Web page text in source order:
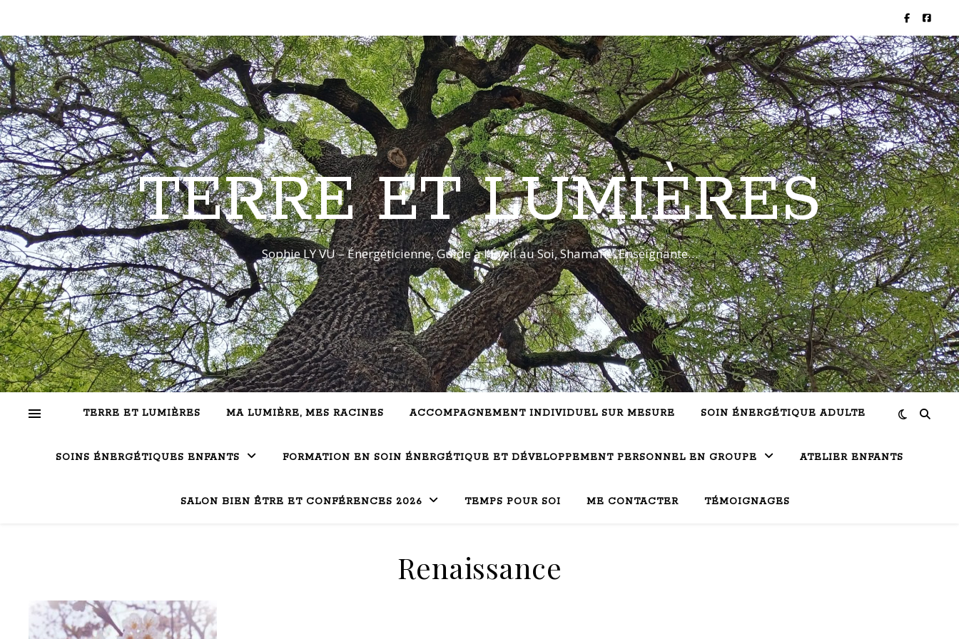
TERRE ET LUMIÈRES
Sophie LY VU – Énergéticienne, Guide à l'Éveil au Soi, Shamane, Enseignante…
TERRE ET LUMIÈRES MA LUMIÈRE, MES RACINES ACCOMPAGNEMENT INDIVIDUEL SUR MESURE SOIN ÉNERGÉTIQUE ADULTE
SOINS ÉNERGÉTIQUES ENFANTS FORMATION EN SOIN ÉNERGÉTIQUE ET DÉVELOPPEMENT PERSONNEL EN GROUPE ATELIER ENFANTS
SALON BIEN ÊTRE ET CONFÉRENCES 2026 TEMPS POUR SOI ME CONTACTER TÉMOIGNAGES
Renaissance